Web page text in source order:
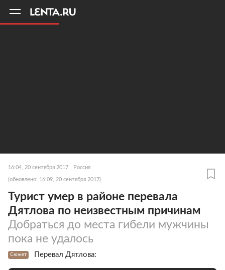
16:04, 20 сентября 2017 Россия
(обновлено: 16:09, 20 сентября 2017)
Турист умер в районе перевала
Дятлова по неизвестным причинам
Добраться до места гибели мужчины
пока не удалось
Сюжет Перевал Дятлова: